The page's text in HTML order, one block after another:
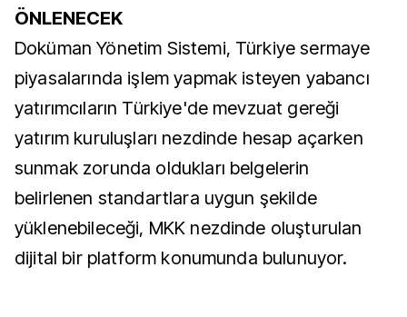
ÖNLENECEK
Doküman Yönetim Sistemi, Türkiye sermaye
piyasalarında işlem yapmak isteyen yabancı
yatırımcıların Türkiye'de mevzuat gereği
yatırım kuruluşları nezdinde hesap açarken
sunmak zorunda oldukları belgelerin
belirlenen standartlara uygun şekilde
yüklenebileceği, MKK nezdinde oluşturulan
dijital bir platform konumunda bulunuyor.